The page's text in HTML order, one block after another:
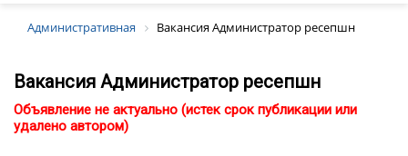
Административная Вакансия Администратор ресепшн
Вакансия Администратор ресепшн
Объявление не актуально (истек срок публикации или
удалено автором)